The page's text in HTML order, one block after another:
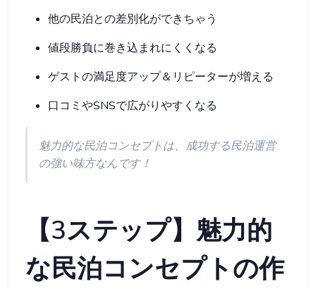
他の民泊との差別化ができちゃう
値段勝負に巻き込まれにくくなる
ゲストの満足度アップ＆リピーターが増える
口コミやSNSで広がりやすくなる
魅力的な民泊コンセプトは、成功する民泊運営
の強い味方なんです！
【3ステップ】魅力的
な民泊コンセプトの作